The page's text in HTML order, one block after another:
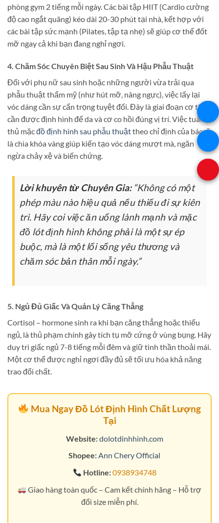
phòng gym 2 tiếng mỗi ngày. Các bài tập HIIT (Cardio cường
độ cao ngắt quãng) kéo dài 20-30 phút tại nhà, kết hợp với
các bài tập sức mạnh (Pilates, tập tạ nhẹ) sẽ giúp cơ thể đốt
mỡ ngay cả khi bạn đang nghỉ ngơi.
4. Chăm Sóc Chuyên Biệt Sau Sinh Và Hậu Phẫu Thuật
Đối với phụ nữ sau sinh hoặc những người vừa trải qua
phẫu thuật thẩm mỹ (như hút mỡ, nâng ngực), việc lấy lại
vóc dáng cần sự cẩn trọng tuyệt đối. Đây là giai đoạn cơ thể
cần được định hình để da và cơ co hồi đúng vị trí. Việc tuân
thủ mặcđồ định hình sau phẫu thuậttheo chỉ định của bác sĩ
là chìa khóa vàng giúp kiến tạo vóc dáng mượt mà, ngăn
ngừa chảy xệ và biến chứng.
Lời khuyên từ Chuyên Gia:“Không có một
phép màu nào hiệu quả nếu thiếu đi sự kiên
trì. Hãy coi việc ăn uống lành mạnh và mặc
đồ lót định hình không phải là một sự ép
buộc, mà là một lối sống yêu thương và
chăm sóc bản thân mỗi ngày.”
5. Ngủ Đủ Giấc Và Quản Lý Căng Thẳng
Cortisol – hormone sinh ra khi bạn căng thẳng hoặc thiếu
ngủ, là thủ phạm chính gây tích tụ mỡ cứng ở vùng bụng. Hãy
duy trì giấc ngủ 7-8 tiếng mỗi đêm và giữ tinh thần thoải mái.
Một cơ thể được nghỉ ngơi đầy đủ sẽ tối ưu hóa khả năng
trao đổi chất.
Mua Ngay Đồ Lót Định Hình Chất Lượng
Tại
Website:dolotdinhhinh.com
Shopee:Ann Chery Official
Hotline:0938934748
Giao hàng toàn quốc – Cam kết chính hãng – Hỗ trợ
đổi size miễn phí.